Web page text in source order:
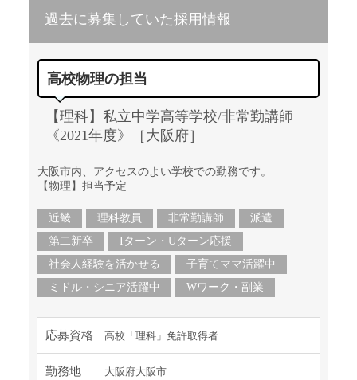
過去に募集していた採用情報
高校物理の担当
【理科】私立中学高等学校/非常勤講師
《2021年度》［大阪府］
大阪市内、アクセスのよい学校での勤務です。
【物理】担当予定
近畿 理科教員 非常勤講師
派遣
第二新卒
Iターン・Uターン応援
社会人経験を活かせる
子育てママ活躍中
ミドル・シニア活躍中
Wワーク・副業
応募資格 高校「理科」免許取得者
勤務地 大阪府大阪市